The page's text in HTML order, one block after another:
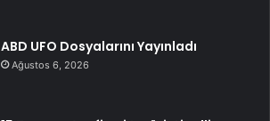
ABD UFO Dosyalarını Yayınladı
Ağustos 6, 2026